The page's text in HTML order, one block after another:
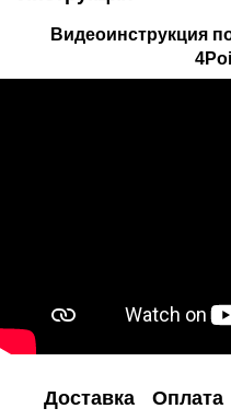
Видеоинструкция
Доставка Оплата